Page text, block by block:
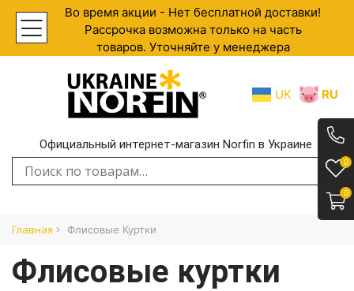
Во время акции - Нет бесплатной доставки!
Рассрочка возможна только на часть
товаров. Уточняйте у менеджера
UK RU
Официальный интернет-магазин Norfin в Украине
Искать:
Главная Флисовые Куртки
0
0
Флисовые куртки